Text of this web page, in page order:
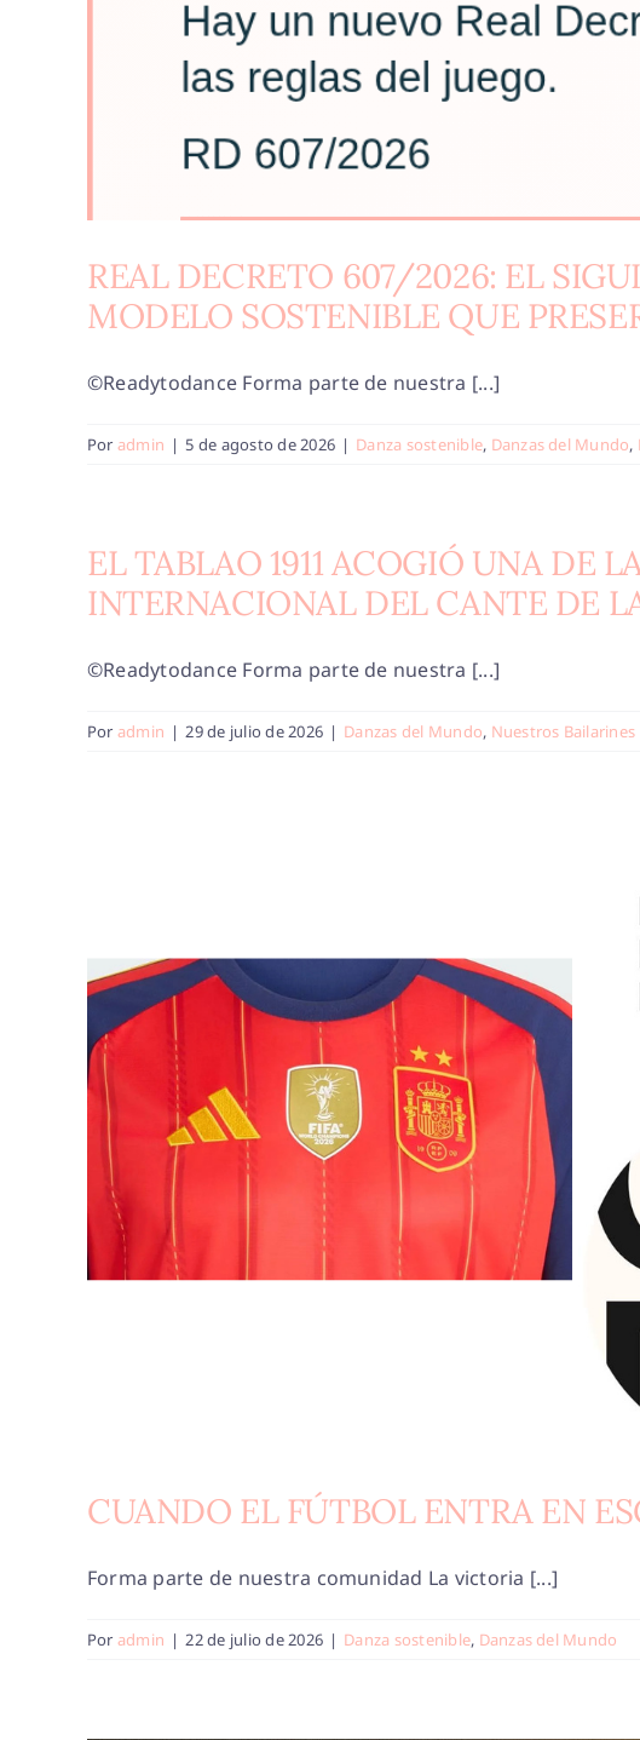
REAL DECRETO 607/2026: EL
MODELO SOSTENIBLE QUE
©Readytodance Forma parte de nuestra [...]
Por admin | 5 de agosto de 2026 | Danza sostenible, Danzas del Mundo,
EL TABLAO 1911 ACOGIÓ UNA DE
INTERNACIONAL DEL CANTE DE
©Readytodance Forma parte de nuestra [...]
Por admin | 29 de julio de 2026 | Danzas del Mundo, Nuestros Bailarines
CUANDO EL FÚTBOL ENTRA EN
Forma parte de nuestra comunidad La victoria [...]
Por admin | 22 de julio de 2026 | Danza sostenible, Danzas del Mundo